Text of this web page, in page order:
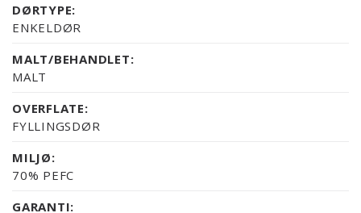
DØRTYPE:
ENKELDØR
MALT/BEHANDLET:
MALT
OVERFLATE:
FYLLINGSDØR
MILJØ:
70% PEFC
GARANTI: